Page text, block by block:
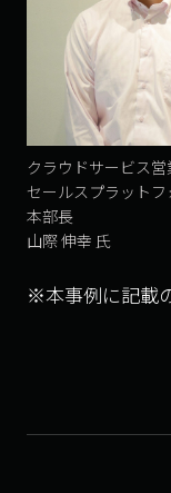
クラウドサービス
セールスプラット
本部長
山際 伸幸 氏
※本事例に記載